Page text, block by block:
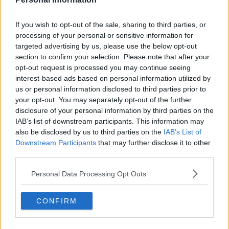
If you wish to opt-out of the sale, sharing to third parties, or
processing of your personal or sensitive information for
targeted advertising by us, please use the below opt-out
section to confirm your selection. Please note that after your
opt-out request is processed you may continue seeing
interest-based ads based on personal information utilized by
us or personal information disclosed to third parties prior to
your opt-out. You may separately opt-out of the further
disclosure of your personal information by third parties on the
IAB’s list of downstream participants. This information may
also be disclosed by us to third parties on the IAB’s List of
Downstream Participants that may further disclose it to other
Personal Data Processing Opt Outs
CONFIRM
comuni e, perché no?, università) ai sensi dell'art.16 della legge
MIBACT,on. Francesca Barracciu , che ha risposto l'8 settembre,
alla Camera, all'interpellanza dell'on. Piccoli Nardelli, si è detta
d'accordo con questo approccio. Il censimento sulle biblioteche
provinciali è in corso e i contatti con tutti i soggetti interessati ad
una soluzione “intelligente” pure. C'è la scadenza del 31 ottobre.
Entro questa data il MIBACT dovrebbe decretare cosa fare di
queste biblioteche e del loro personale. Sulle stesse posizioni
anche l' on. Antimo Cesaro, di Scelta Civica, anche lui firmatario
dell'interpellanza.
Ok. Quindi il governo e le forze politiche che lo sostengono hanno
chiaro che su questo patrimonio culturale si deve intervenire, anche
con l'assorbimento da parte dello Stato. Se necessario. Oppure,
la biblioteca del Centro Nord Sud di Pisa
essa rientra a pieno titolo in questo patrimonio che più che
ricercatori, dagli studiosi e dalle istituzioni. Perché il problema vero
per quanto riguarda i libri non è quello di essere scaraventati in un
magazzino, magari chiuso a chiave, dove non entra un filo di